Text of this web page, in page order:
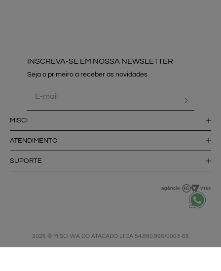
MISCI
ATENDIMENTO
SUPORTE
INSCREVA-SE EM NOSSA NEWSLETTER
2026 © MISCI WA DO ATACADO LTDA 54.880.996/0003-68